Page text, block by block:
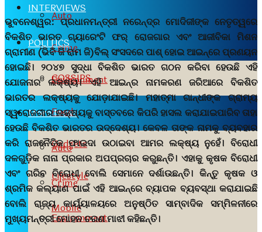
Auto
Crime
Environment
Food
Gadgets
Lifestyle
Mobile
INTERVIEWS
POLITICS
GOSSIPS
More News
Auto
Crime
Environment
ଭୁବନେଶ୍ୱର:ପ୍ରଧାନମନ୍ତ୍ରୀ ନରେନ୍ଦ୍ର ମୋଦିଜୀଙ୍କ ନେତୃତ୍ୱରେ
ବିକଶିତ ଭାରତ ଗ୍ୟାରେଂଟି ଫର୍ ରୋଜଗାର ଏବଂ ଆଜୀବିକା ମିଶନ
ଗ୍ରାମୀଣ (ଭିବି ଜି ରାମ ଜି)ବିଲ୍ ସଂସଦରେ ପାଶ୍ ହୋଇ ଆଇନ୍‌ରେ ପ୍ରଣୟନ
ହୋଇଛି। ୨୦୪୭ ସୁଦ୍ଧା ବିକଶିତ ଭାରତ ଗଠନ କରିବା ହେଉଛି ଏହି
ଯୋଜନାର ଲକ୍ଷ୍ୟ। ଏହି ଆଇନ୍‌ର ନାମକରଣ ଜରିଆରେ ବିକଶିତ
ଭାରତର ଲକ୍ଷ୍ୟକୁ ଯୋଡ଼ାଯାଇଛି। ମହାତ୍ମା ଗାନ୍ଧୀଙ୍କ ଗ୍ରାମ୍ୟ
ସ୍ୱରୋଜଗାର ଲକ୍ଷ୍ୟକୁ ବାସ୍ତବରେ କିପରି ହାସଲ କରାଯାଇପାରିବ ତାହା
ହେଉଛି ବିକଶିତ ଭାରତର ଉଦ୍ଦେଶ୍ୟ। କେବଳ ତାଙ୍କ ନାମକୁ ବ୍ୟବହାର
କରି ରାଜନୈତିକ ଫାଇଦା ଉଠାଇବା ଆମର ଲକ୍ଷ୍ୟ ନୁହେଁ। ବିରୋଧୀ
ଦଳଗୁଡ଼ିକ ନାନା ପ୍ରକାର ଅପପ୍ରଚାର କରୁଛନ୍ତି। ଏହାକୁ କୃଷକ ବିରୋଧୀ
ଏବଂ ଗରିବ ବିରୋଧୀ ବୋଲି ସେମାନେ ଦର୍ଶାଉଛନ୍ତି। କିନ୍ତୁ କୃଷକ ଓ
ଶ୍ରମିକ କଲ୍ୟାଣ ପାଇଁ ଏହି ଆଇନ୍‌ରେ ବ୍ୟାପକ ବ୍ୟବସ୍ଥା କରାଯାଇଛି
ବୋଲି ରାଜ୍ୟ କାର୍ୟ୍ୟାଳୟରେ ଅନୁଷ୍ଠିତ ସାମ୍ବାଦିକ ସମ୍ମିଳନୀରେ
ମୁଖ୍ୟମନ୍ତ୍ରୀ ମୋହନ ଚରଣ ମାଝୀ କହିଛନ୍ତି।